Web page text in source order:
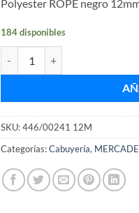
Polyester ROPE negro
184 disponibles
SKU:446/00241 12M
Categorías:Cabuyería,